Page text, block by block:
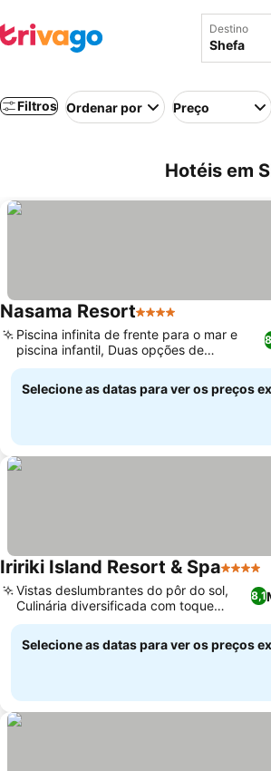
Destino
Filtros Ordenar por Preço
Hotéis em
Nasama Resort4 Estrelas
Piscina infinita de frente para o mar e
piscina infantil, Duas opções de
restaurantes no local
Selecione as datas para ver os preços
Iririki Island Resort & Spa4
8,1
Vistas deslumbrantes do pôr do sol,
Culinária diversificada com toque
internacional
Selecione as datas para ver os preços